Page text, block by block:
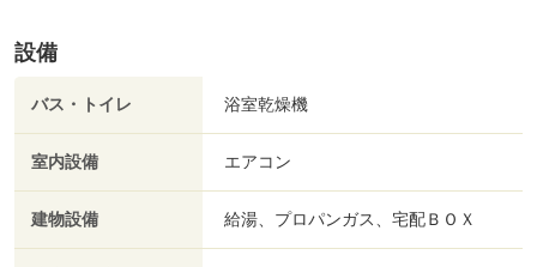
設備
バス・トイレ 浴室乾燥機
室内設備 エアコン
建物設備 給湯、プロパンガス、宅配ＢＯＸ